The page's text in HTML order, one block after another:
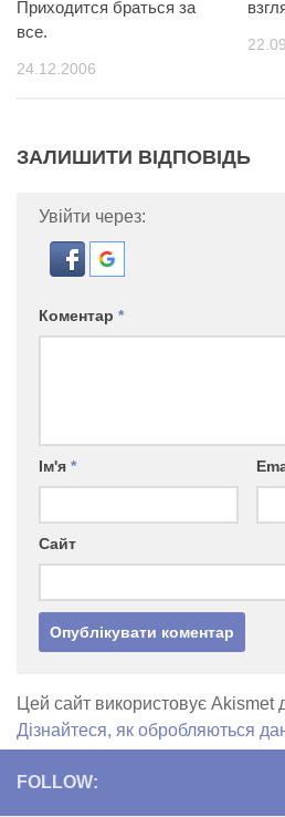
Приходится браться за
все.
24.12.2006
ЗАЛИШИТИ ВІДПОВІДЬ
Увійти через:
Коментар *
Ім'я *
Сайт
Цей сайт використовує
Дізнайтеся, як обробляються
FOLLOW: